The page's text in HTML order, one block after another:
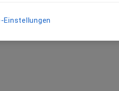
Einstellungen